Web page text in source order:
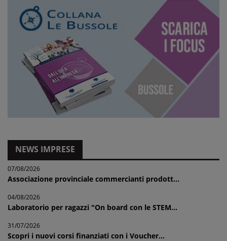
NEWS IMPRESE
07/08/2026
Associazione provinciale commercianti prodott...
04/08/2026
Laboratorio per ragazzi "On board con le STEM...
31/07/2026
Scopri i nuovi corsi finanziati con i Voucher...